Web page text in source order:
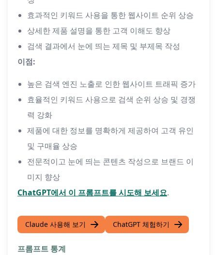
효과적인 키워드 사용을 통한 웹사이트 순위 상승
상세한 제품 설명을 통한 고객 이해도 향상
검색 결과에서 눈에 띄는 제목 및 부제목 작성
이점:
높은 검색 엔진 노출로 인한 웹사이트 트래픽 증가
효율적인 키워드 사용으로 검색 순위 상승 및 경쟁
력 강화
제품에 대한 정보를 명확하게 제공하여 고객 유인
및 구매율 상승
전문적이고 눈에 띄는 콘텐츠 작성으로 브랜드 이
미지 향상
ChatGPT에서 이 프롬프트를 시도해 보세요.
Claude 사용해 보기 ChatGPT 체험하기
프롬프트 통계